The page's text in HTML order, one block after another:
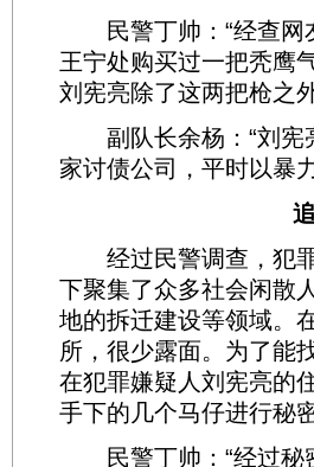
民警丁帅：“经查网
王宁处购买过一把秃鹰
刘宪亮除了这两把枪之
副队长余杨：“刘宪
家讨债公司，平时以暴
经过民警调查，犯罪
下聚集了众多社会闲散
地的拆迁建设等领域。
所，很少露面。为了能
在犯罪嫌疑人刘宪亮的
手下的几个马仔进行秘
民警丁帅：“经过秘